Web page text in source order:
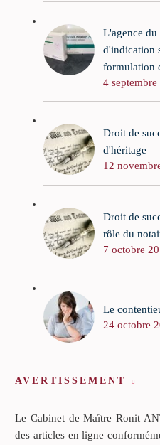
L'agence du
d'indication
formulation
4 septembre
Droit de
d'héritage
12
Droit de
rôle du
7 octobre
Le
24 octobre
AVERTISSEMENT
Le Cabinet de Maître Ronit
des articles en ligne